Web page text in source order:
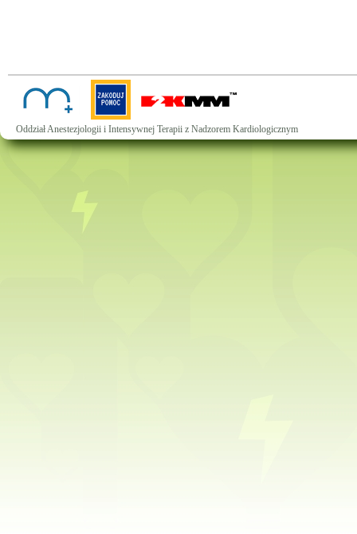
Oddział Anestezjologii i Intensywnej Terapii z Nadzorem Kardiologicznym